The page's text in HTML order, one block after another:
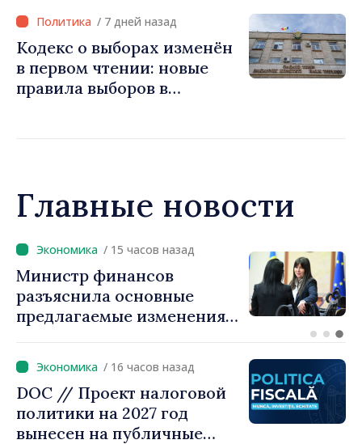
запрещённых веществ в
социальных сетях
/ 7 дней назад
Кодекс о выборах изменён
в первом чтении: новые
правила выборов в
Главные новости
/ 14 часов назад
Премьер-министр Василе
Тофан провёл телефонный
разговор с болгарским
Радевым
/ 16 часов назад
DOC // Проект налоговой
политики на 2027 год
вынесен на публичные